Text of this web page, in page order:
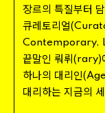
장르의 특질부터
큐레토리얼(
Contemporary,
끝말인 뤄뤼 (rary)
하나의 대리인(
대리하는 지금의